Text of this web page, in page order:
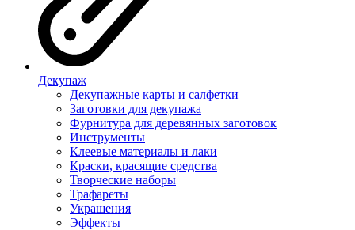
Декупаж
Декупажные карты и салфетки
Заготовки для декупажа
Фурнитура для деревянных заготовок
Инструменты
Клеевые материалы и лаки
Краски, красящие средства
Творческие наборы
Трафареты
Украшения
Эффекты